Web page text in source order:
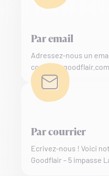
Par email
Adressez-nous un
contact@goodflair.com
Par courrier
Ecrivez-nous ! Voici
Goodflair – 5 impasse